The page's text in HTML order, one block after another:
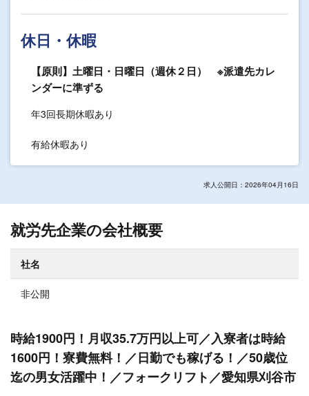
休日・休暇
【原則】土曜日・日曜日（週休２日） ※派遣先カレ
ンダーに準ずる
年3回長期休暇あり
有給休暇あり
求人公開日：2026年04月16日
就労先企業の会社概要
社名
非公開
時給1900円！月収35.7万円以上可／入寮者は時給
1600円！寮費無料！／日勤でも稼げる！／50歳位
迄の男女活躍中！／フォークリフト／愛知県刈谷市